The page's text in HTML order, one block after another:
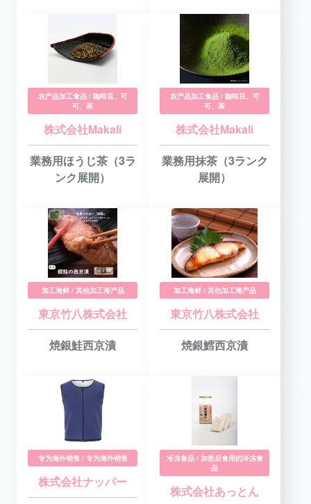
农产品加工食品 / 咖啡豆、可
可、茶
株式会社Makali
業務用ほうじ茶（3ラ
ンク展開）
农产品加工食品 / 咖啡豆、可
可、茶
株式会社Makali
業務用抹茶（3ランク
展開）
加工海鲜 / 其他加工海产品
東京竹八株式会社
焼銀鮭西京漬
加工海鲜 / 其他加工海产品
東京竹八株式会社
焼銀鱈西京漬
专为海外销售 / 专为海外销售
株式会社ナッパー
冷冻食品 / 加热后食用的冷冻食
品
株式会社あっとん